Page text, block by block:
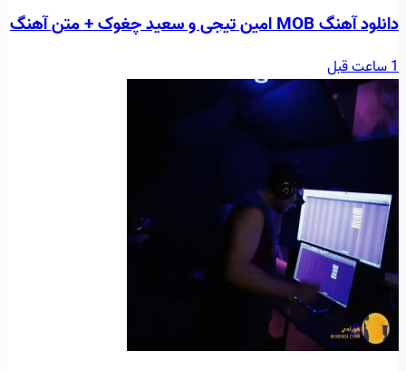
دانلود آهنگ MOB امین تیجی و سعید چغوک + متن آهنگ
1 ساعت قبل